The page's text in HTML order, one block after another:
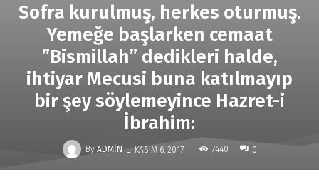
Sofra kurulmuş, herkes oturmuş.
Yemeğe başlarken cemaat
”Bismillah” dedikleri halde,
ihtiyar Mecusi buna katılmayıp
bir şey söylemeyince Hazret-i
İbrahim:
By ADMIN - KASIM 6, 2017 7440 0